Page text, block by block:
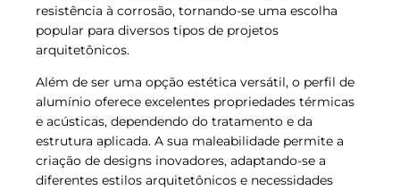
resistência à corrosão, tornando-se uma escolha
popular para diversos tipos de projetos
arquitetônicos.
Além de ser uma opção estética versátil, o perfil de
alumínio oferece excelentes propriedades térmicas
e acústicas, dependendo do tratamento e da
estrutura aplicada. A sua maleabilidade permite a
criação de designs inovadores, adaptando-se a
diferentes estilos arquitetônicos e necessidades